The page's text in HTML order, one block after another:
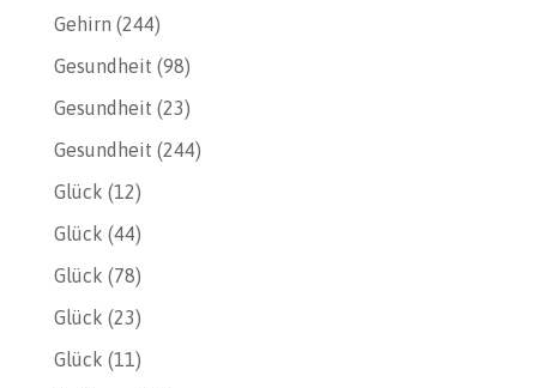
Gehirn (244)
Gesundheit (98)
Gesundheit (23)
Gesundheit (244)
Glück (12)
Glück (44)
Glück (78)
Glück (23)
Glück (11)